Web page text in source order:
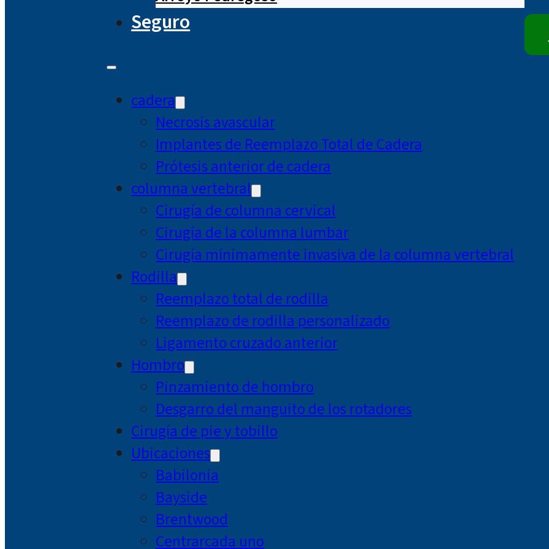
Seguro
cadera
Necrosis avascular
Implantes de Reemplazo Total de Cadera
Prótesis anterior de cadera
columna vertebral
Cirugía de columna cervical
Cirugía de la columna lumbar
Cirugía mínimamente invasiva de la columna vertebral
Rodilla
Reemplazo total de rodilla
Reemplazo de rodilla personalizado
Ligamento cruzado anterior
Hombro
Pinzamiento de hombro
Desgarro del manguito de los rotadores
Cirugía de pie y tobillo
Ubicaciones
Babilonia
Bayside
Brentwood
Centrarcada uno